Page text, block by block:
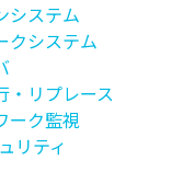
システム
クシステム
・リプレース
ーク監視
リティ